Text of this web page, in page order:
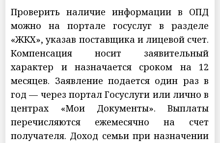
Проверить наличие информации в ОПД
можно на портале госуслуг в разделе
«ЖКХ», указав поставщика и лицевой счет.
Компенсация носит заявительный
характер и назначается сроком на 12
месяцев. Заявление подается один раз в
год — через портал Госуслуги или лично в
центрах «Мои Документы». Выплаты
перечисляются ежемесячно на счет
получателя. Доход семьи при назначении